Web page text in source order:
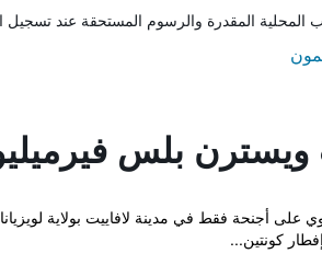
المقدرة والرسوم المستحقة عند تسجيل
بلس
كونتين...